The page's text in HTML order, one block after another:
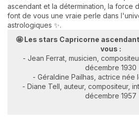
ascendant et la détermination, la force
font de vous une vraie perle dans
astrologiques ✨.
🤩 Les stars Capricorne
vous :
- Jean Ferrat, musicien,
décembre 1930
- Géraldine Pailhas, actrice née
- Diane Tell, auteur, compositeur,
décembre 1957